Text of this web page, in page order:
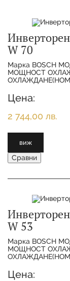
W 70
Марка BOSCH
МОЩНОСТ
Цена:
2 744,00 лв.
виж
Сравни
W 53
Марка BOSCH
МОЩНОСТ
Цена: